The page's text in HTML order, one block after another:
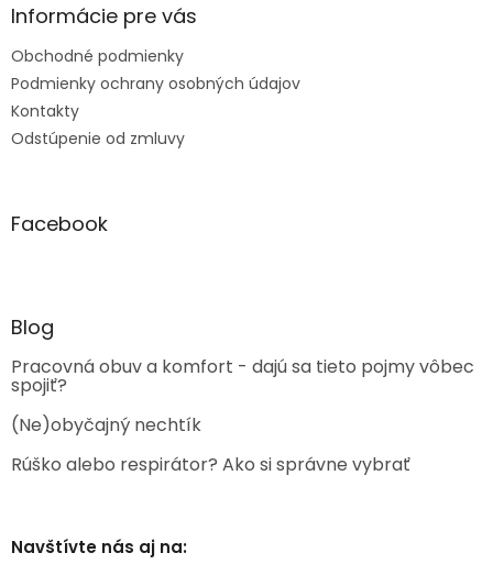
Informácie pre vás
Obchodné podmienky
Podmienky ochrany osobných údajov
Kontakty
Odstúpenie od zmluvy
Facebook
Blog
Pracovná obuv a komfort - dajú sa tieto pojmy vôbec
spojiť?
(Ne)obyčajný nechtík
Rúško alebo respirátor? Ako si správne vybrať
Navštívte nás aj na: